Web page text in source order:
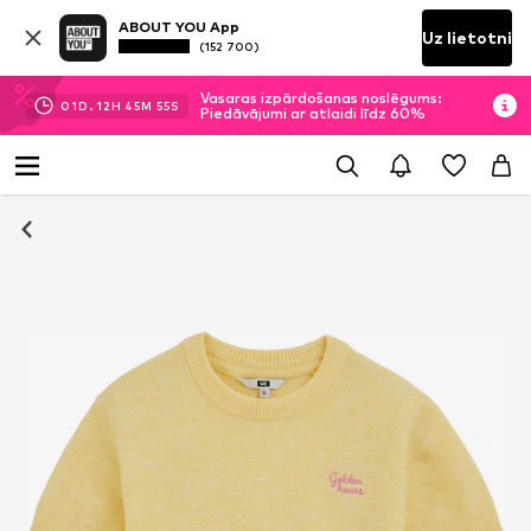
ABOUT YOU App
(152 700) Uz lietotni
01D. 12H 45M 55S
Vasaras izpārdošanas noslēgums:
Piedāvājumi ar atlaidi līdz 60%